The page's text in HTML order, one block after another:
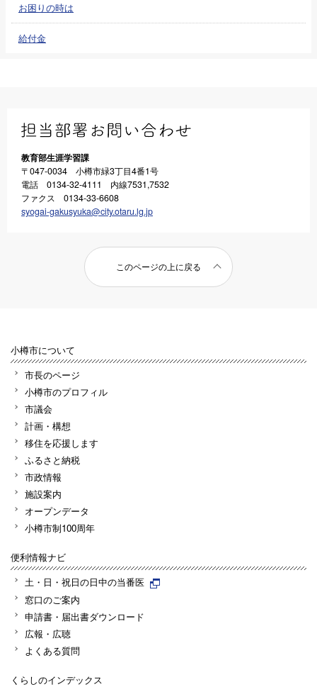
お困りの時は
給付金
教育部生涯学習課
〒047-0034 小樽市緑3丁目4番1号
電話 0134-32-4111 内線7531,7532
ファクス 0134-33-6608
syogai-gakusyuka@city.otaru.lg.jp
このページの上に戻る
小樽市について
市長のページ
小樽市のプロフィル
市議会
計画・構想
移住を応援します
ふるさと納税
市政情報
施設案内
オープンデータ
小樽市制100周年
便利情報ナビ
土・日・祝日の日中の当番医
窓口のご案内
申請書・届出書ダウンロード
広報・広聴
よくある質問
くらしのインデックス